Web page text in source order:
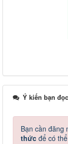
Ý kiến bạn đọc
Bạn cần đăng
thức để có